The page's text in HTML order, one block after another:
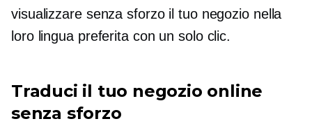
visualizzare senza sforzo il tuo negozio nella
loro lingua preferita con un solo clic.
Traduci il tuo negozio online
senza sforzo